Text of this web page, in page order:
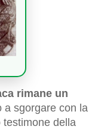
rimane un
a sgorgare con la
testimone della